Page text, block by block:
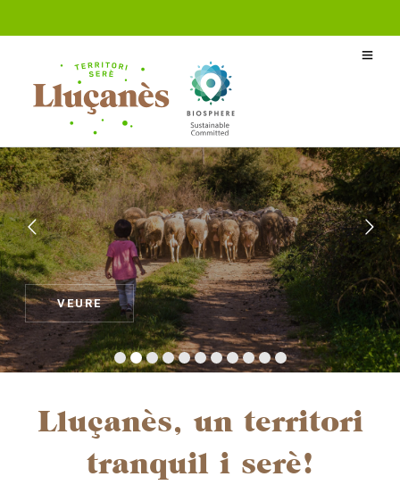
VEURE
Rutes agroalimentàries
Lluçanès, un territori
tranquil i serè!